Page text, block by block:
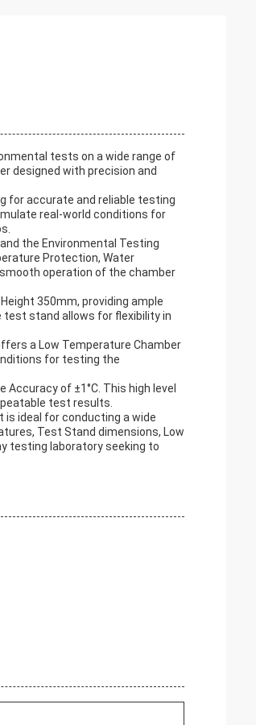
tests on a wide range of
designed with precision and
for accurate and reliable testing
real-world conditions for
the Environmental Testing
Protection, Water
operation of the chamber
350mm, providing ample
stand allows for flexibility in
a Low Temperature Chamber
for testing the
of ±1°C. This high level
test results.
is ideal for conducting a wide
Test Stand dimensions, Low
testing laboratory seeking to